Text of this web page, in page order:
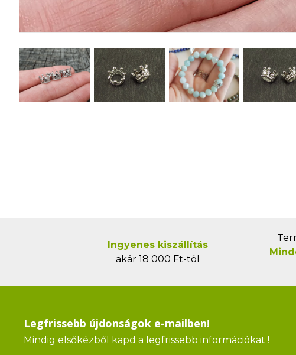
Ingyenes kiszállítás
akár 18 000 Ft-tól
Legfrissebb újdonságok e-mailben!
Mindig elsőkézből kapd a legfrissebb információkat !